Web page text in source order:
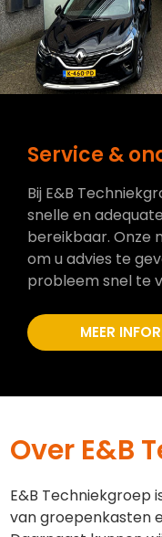
Service &
Bij E&B
snelle en
bereikbaar. Onze
om u advies te
probleem snel te
MEER
Over E&B
E&B Techniekgroep
van groepenkasten